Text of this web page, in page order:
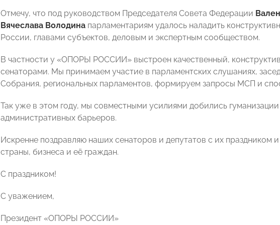
Отмечу, что под руководством Председателя Совета Федерации
Вячеслава Володина парламентариям удалось наладить
России, главами субъектов, деловым и экспертным сообществом.
В частности у «ОПОРЫ РОССИИ» выстроен качественный,
сенаторами. Мы принимаем участие в парламентских слушаниях,
Собрания, региональных парламентов, формируем запросы МСП и
Так уже в этом году, мы совместными усилиями добились
административных барьеров.
Искренне поздравляю наших сенаторов и депутатов с их праздником
страны, бизнеса и её граждан.
С праздником!
С уважением,
Президент «ОПОРЫ РОССИИ»